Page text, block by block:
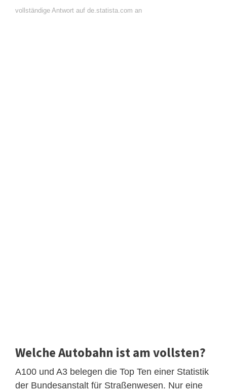
vollständige Antwort auf de.statista.com an
Welche Autobahn ist am vollsten?
A100 und A3 belegen die Top Ten einer Statistik
der Bundesanstalt für Straßenwesen. Nur eine